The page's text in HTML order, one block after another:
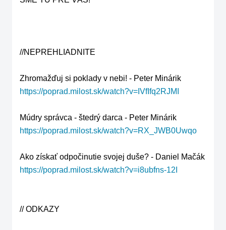
//NEPREHLIADNITE
https://poprad.milost.sk/watch?v=IVfIfq2RJMI
https://poprad.milost.sk/watch?v=RX_JWB0Uwqo
https://poprad.milost.sk/watch?v=i8ubfns-12I
// ODKAZY